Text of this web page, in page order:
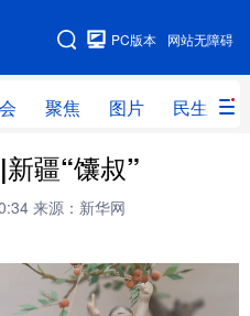
网站无障碍
PC版本
聚焦 图片 民生
图
社会
访谈
服务 援疆
云看书画 光影新疆
疆“馕叔”
来源：新华网